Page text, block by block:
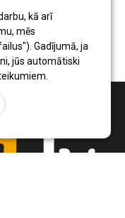
kā arī
mēs
Gadījumā, ja
jūs automātiski